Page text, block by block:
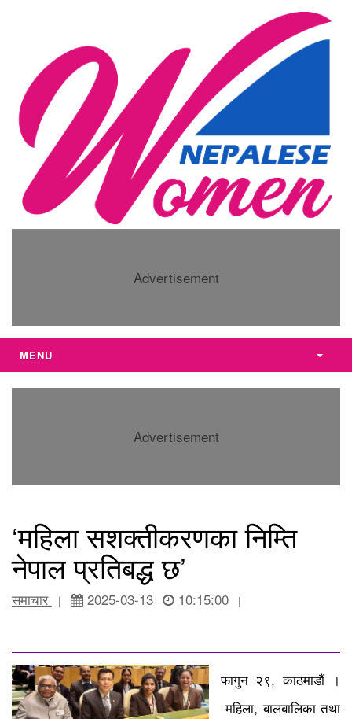
Advertisement
MENU
Advertisement
‘महिला सशक्तीकरणका निम्ति
नेपाल प्रतिबद्ध छ’
समाचार | 2025-03-13 10:15:00 |
फागुन २९, काठमाडौं ।
महिला, बालबालिका तथा